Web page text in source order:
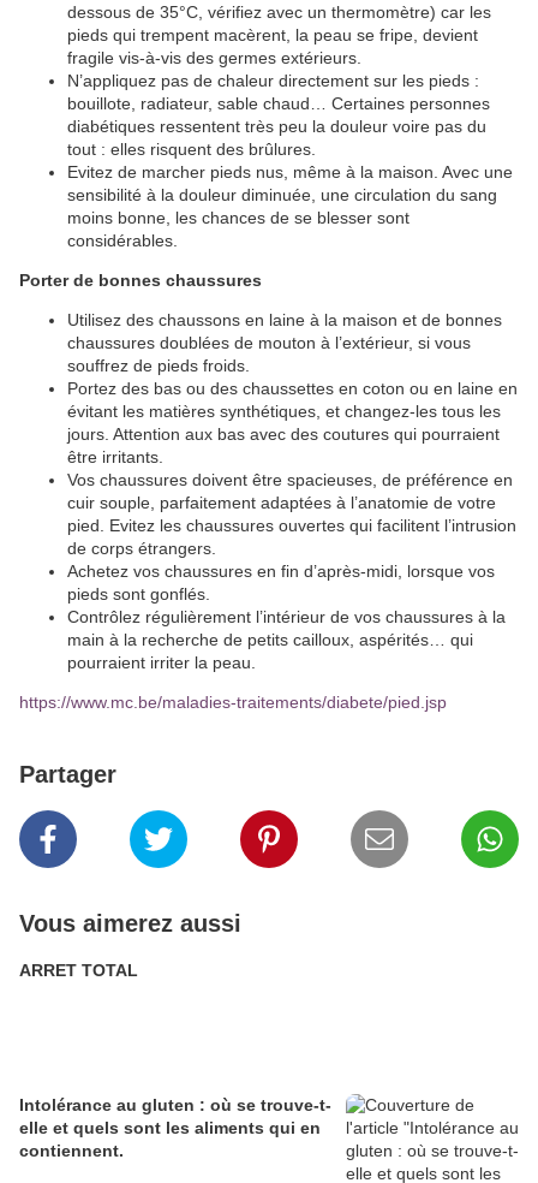
dessous de 35°C, vérifiez avec un thermomètre) car les
pieds qui trempent macèrent, la peau se fripe, devient
fragile vis-à-vis des germes extérieurs.
N’appliquez pas de chaleur directement sur les pieds :
bouillote, radiateur, sable chaud… Certaines personnes
diabétiques ressentent très peu la douleur voire pas du
tout : elles risquent des brûlures.
Evitez de marcher pieds nus, même à la maison. Avec une
sensibilité à la douleur diminuée, une circulation du sang
moins bonne, les chances de se blesser sont
considérables.
Porter de bonnes chaussures
Utilisez des chaussons en laine à la maison et de bonnes
chaussures doublées de mouton à l’extérieur, si vous
souffrez de pieds froids.
Portez des bas ou des chaussettes en coton ou en laine en
évitant les matières synthétiques, et changez-les tous les
jours. Attention aux bas avec des coutures qui pourraient
être irritants.
Vos chaussures doivent être spacieuses, de préférence en
cuir souple, parfaitement adaptées à l’anatomie de votre
pied. Evitez les chaussures ouvertes qui facilitent l’intrusion
de corps étrangers.
Achetez vos chaussures en fin d’après-midi, lorsque vos
pieds sont gonflés.
Contrôlez régulièrement l’intérieur de vos chaussures à la
main à la recherche de petits cailloux, aspérités… qui
pourraient irriter la peau.
https://www.mc.be/maladies-traitements/diabete/pied.jsp
Partager
Vous aimerez aussi
ARRET TOTAL
Intolérance au gluten : où se trouve-t-
elle et quels sont les aliments qui en
contiennent.